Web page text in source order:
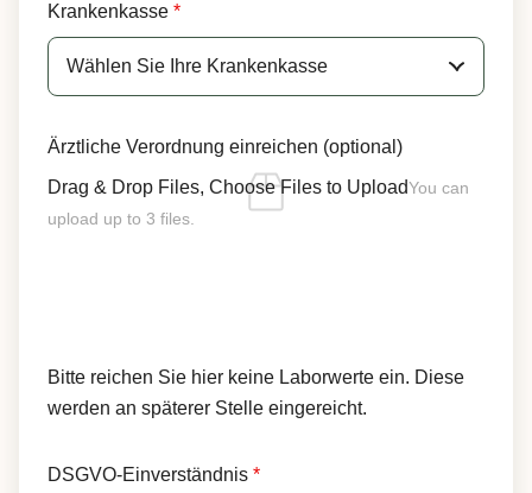
Krankenkasse *
Ärztliche Verordnung einreichen (optional)
Drag & Drop Files, Choose Files to UploadYou can
upload up to 3 files.
Bitte reichen Sie hier keine Laborwerte ein. Diese
werden an späterer Stelle eingereicht.
DSGVO-Einverständnis *